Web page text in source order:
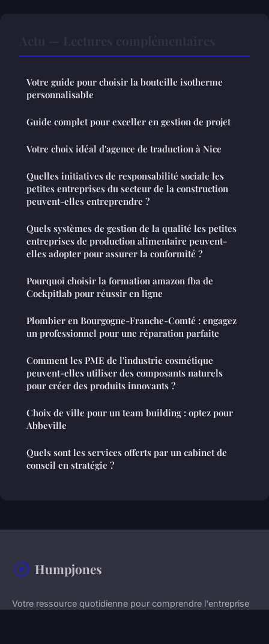
Votre guide pour choisir la bouteille isotherme
personnalisable
Guide complet pour exceller en gestion de projet
Votre choix idéal d'agence de traduction à Nice
Quelles initiatives de responsabilité sociale les
petites entreprises du secteur de la construction
peuvent-elles entreprendre ?
Quels systèmes de gestion de la qualité les petites
entreprises de production alimentaire peuvent-
elles adopter pour assurer la conformité ?
Pourquoi choisir la formation amazon fba de
Cockpitlab pour réussir en ligne
Plombier en Bourgogne-Franche-Comté : engagez
un professionnel pour une réparation parfaite
Comment les PME de l'industrie cosmétique
peuvent-elles utiliser des composants naturels
pour créer des produits innovants ?
Choix de ville pour un team building : optez pour
Abbeville
Quels sont les services offerts par un cabinet de
conseil en stratégie ?
Humpjones
Votre ressource quotidienne pour comprendre l'entreprise